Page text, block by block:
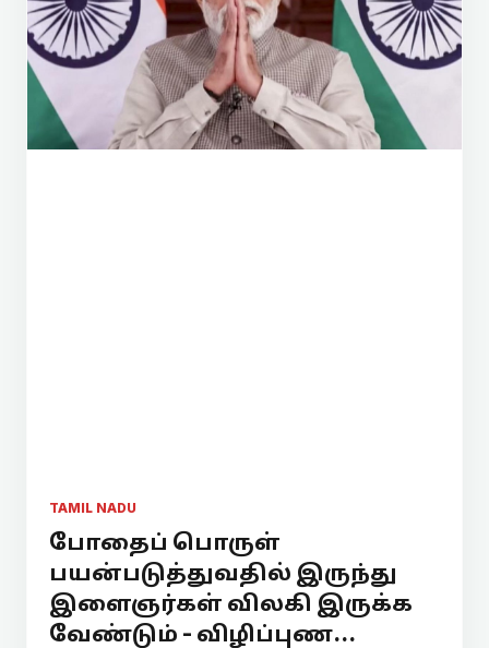
TAMIL NADU
போதைப் பொருள்
பயன்படுத்துவதில் இருந்து
இளைஞர்கள் விலகி இருக்க
வேண்டும் - விழிப்புண...